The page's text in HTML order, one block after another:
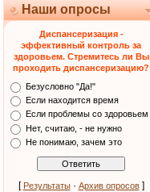
Наши опросы
Диспансеризация -
эффективный контроль за
здоровьем. Стремитесь ли Вы
проходить диспансеризацию?
Безусловно "Да!"
Если находится время
Если проблемы со здоровьем
Нет, считаю, - не нужно
Не понимаю, зачем это
[ Результаты· Архив опросов]